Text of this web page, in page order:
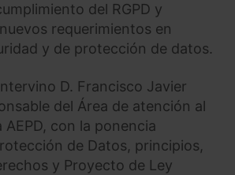
del RGPD y
requerimientos en
y de protección de datos.
D. Francisco Javier
del Área de atención al
AEPD, con la ponencia
de Datos, principios,
y Proyecto de Ley